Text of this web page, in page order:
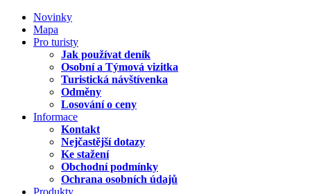
Novinky
Mapa
Pro turisty
Jak používat deník
Osobní a Týmová vizitka
Turistická návštívenka
Odměny
Losování o ceny
Informace
Kontakt
Nejčastější dotazy
Ke stažení
Obchodní podmínky
Ochrana osobních údajů
Produkty